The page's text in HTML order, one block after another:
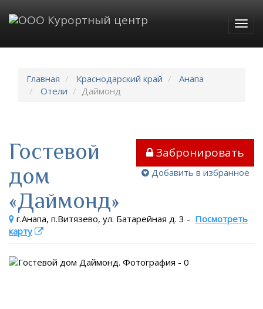
Главная Краснодарский край
Анапа
Отели
Даймонд
Забронировать
Добавить в избранное
Гостевой
дом
«Даймонд»
г.Анапа, п.Витязево, ул. Батарейная д. 3 - Посмотреть
карту